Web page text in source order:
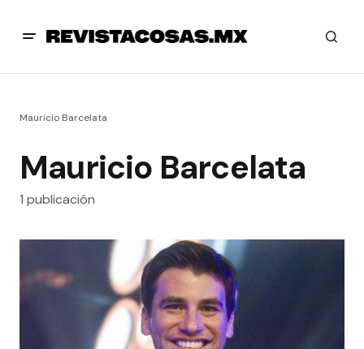
Mauricio Barcelata
Mauricio Barcelata
1 publicación